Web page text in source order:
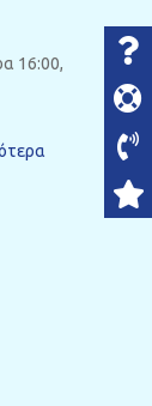
16:00,